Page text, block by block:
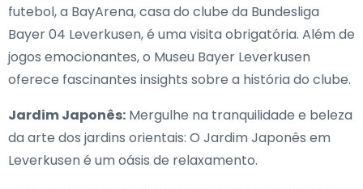
futebol, a BayArena, casa do clube da Bundesliga
Bayer 04 Leverkusen, é uma visita obrigatória. Além de
jogos emocionantes, o Museu Bayer Leverkusen
oferece fascinantes insights sobre a história do clube.
Jardim Japonês: Mergulhe na tranquilidade e beleza
da arte dos jardins orientais: O Jardim Japonês em
Leverkusen é um oásis de relaxamento.